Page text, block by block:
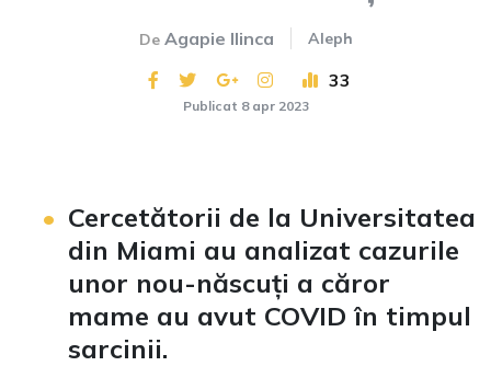
De Agapie Ilinca Aleph
33
Publicat 8 apr 2023
Cercetătorii de la Universitatea
din Miami au analizat cazurile
unor nou-născuți a căror
mame au avut COVID în timpul
sarcinii.